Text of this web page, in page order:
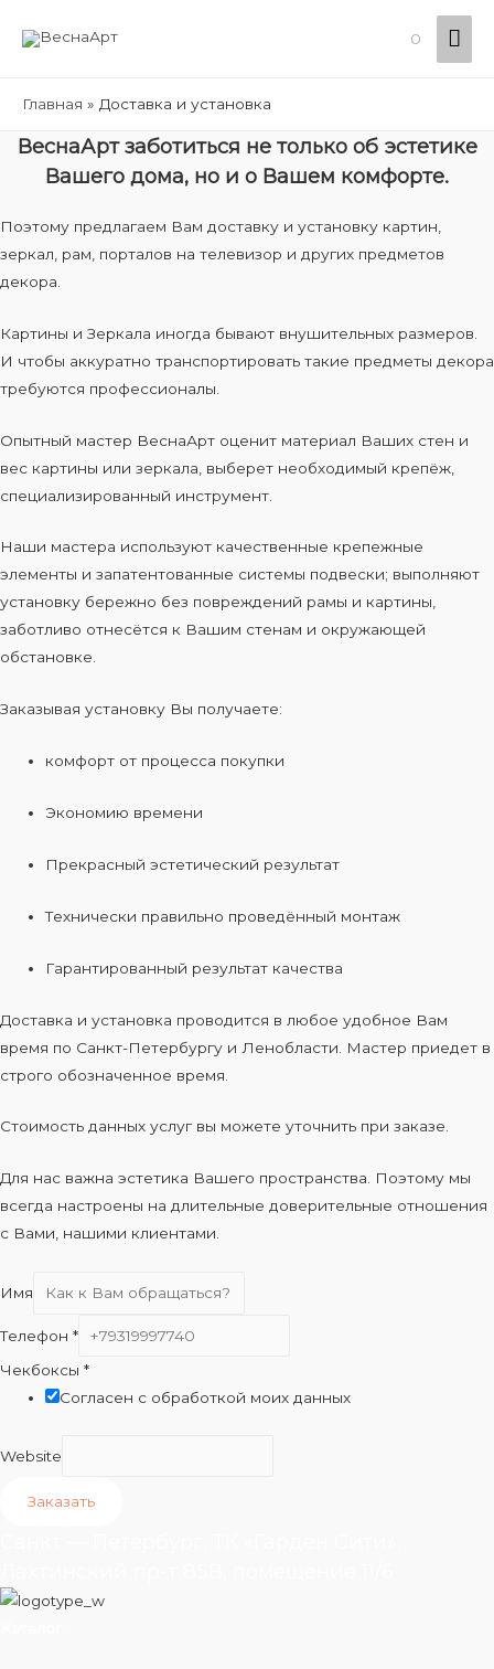
0
Главная Доставка и установка
ВеснаАрт заботиться не только об эстетике
Вашего дома, но и о Вашем комфорте.
Поэтому предлагаем Вам доставку и установку картин,
зеркал, рам, порталов на телевизор и других предметов
декора.
Картины и Зеркала иногда бывают внушительных размеров.
И чтобы аккуратно транспортировать такие предметы декора
требуются профессионалы.
Опытный мастер ВеснаАрт оценит материал Ваших стен и
вес картины или зеркала, выберет необходимый крепёж,
специализированный инструмент.
Наши мастера используют качественные крепежные
элементы и запатентованные системы подвески; выполняют
установку бережно без повреждений рамы и картины,
заботливо отнесётся к Вашим стенам и окружающей
обстановке.
Заказывая установку Вы получаете:
комфорт от процесса покупки
Экономию времени
Прекрасный эстетический результат
Технически правильно проведённый монтаж
Гарантированный результат качества
Доставка и установка проводится в любое удобное Вам
время по Санкт-Петербургу и Ленобласти. Мастер приедет в
строго обозначенное время.
Стоимость данных услуг вы можете уточнить при заказе.
Для нас важна эстетика Вашего пространства. Поэтому мы
всегда настроены на длительные доверительные отношения
с Вами, нашими клиентами.
Имя
Телефон *
Чекбоксы *
Согласен с обработкой моих данных
Website
Заказать